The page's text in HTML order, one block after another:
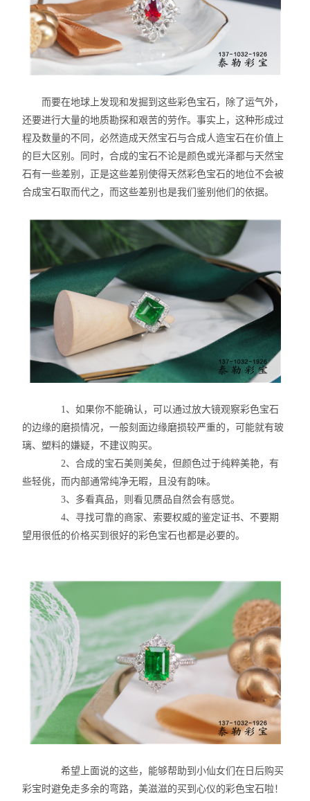
而要在地球上发现和发掘到这些彩色宝石，除了运气外，
还要进行大量的地质勘探和艰苦的劳作。事实上，这种形成过
程及数量的不同，必然造成天然宝石与合成人造宝石在价值上
的巨大区别。同时，合成的宝石不论是颜色或光泽都与天然宝
石有一些差别，正是这些差别使得天然彩色宝石的地位不会被
合成宝石取而代之，而这些差别也是我们鉴别他们的依据。
1 、如果你不能确认，可以通过放大镜观察彩色宝石
的边缘的磨损情况，一般刻面边缘磨损较严重的，可能就有玻
璃、塑料的嫌疑，不建议购买。
2、合成的宝石美则美矣，但颜色过于纯粹美艳，有
些轻佻，而内部通常纯净无暇，且没有韵味。
3、多看真品，则看见赝品自然会有感觉。
4、寻找可靠的商家、索要权威的鉴定证书、不要期
望用很低的价格买到很好的彩色宝石也都是必要的。
希望上面说的这些，能够帮助到小仙女们在日后购买
彩宝时避免走多余的弯路，美滋滋的买到心仪的彩色宝石啦！